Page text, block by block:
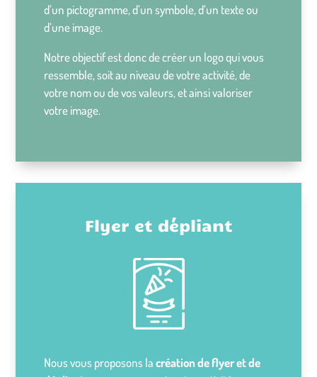
d’un pictogramme, d’un symbole, d’un texte ou
d’une image.
Notre objectif est donc de créer un logo qui vous
ressemble, soit au niveau de votre activité, de
votre nom ou de vos valeurs, et ainsi valoriser
votre image.
Flyer et dépliant
Nous vous proposons lacréation de flyer et de